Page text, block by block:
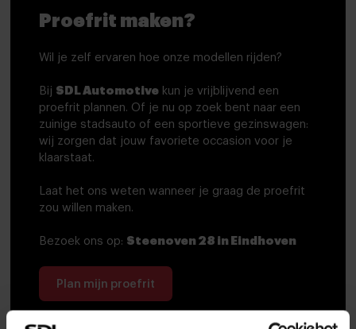
Proefrit maken?
Wil je zelf ervaren hoe onze modellen rijden?
Bij SDL Automotive kun je vrijblijvend een
proefrit plannen. Of je nu op zoek bent naar een
zuinige stadsauto of een sportieve gezinswagen:
wij zorgen dat jouw favoriete occasion voor je
klaarstaat.
Laat het ons weten wanneer je graag de proefrit
zou willen maken.
Bezoek ons op: Steenoven 28 in Eindhoven
Plan mijn proefrit